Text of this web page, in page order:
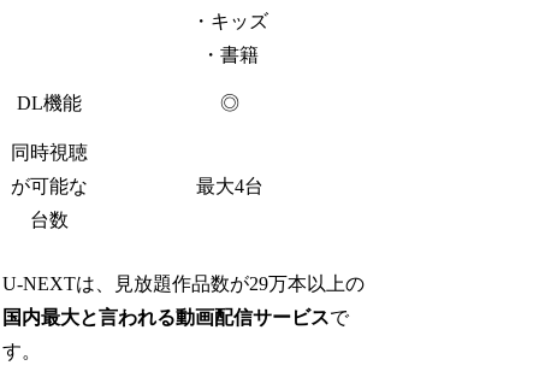
・キッズ
・書籍
DL機能 ◎
同時視聴
が可能な
台数
最大4台
U-NEXTは、見放題作品数が29万本以上の
国内最大と言われる動画配信サービスで
す。